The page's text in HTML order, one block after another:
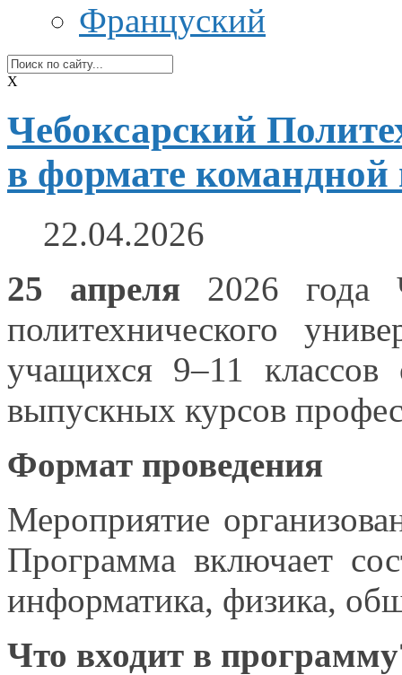
Француский
X
Чебоксарский
в формате
22.04.2026
25 апреля
2026 года
политехнического
учащихся 9–11 классов
выпускных курсов
Формат проведения
Мероприятие
Программа включает
информатика, физика,
Что входит в